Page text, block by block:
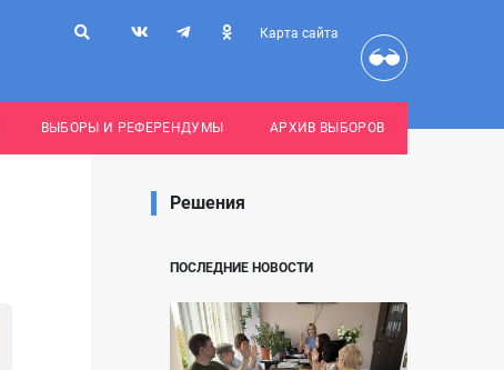
Карта сайта
ВЫБОРЫ И РЕФЕРЕНДУМЫ АРХИВ ВЫБОРОВ
Решения
ПОСЛЕДНИЕ НОВОСТИ